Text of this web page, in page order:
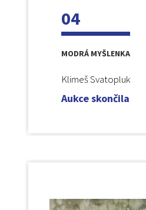
04
MODRÁ MYŠLENKA
Klimeš Svatopluk
Aukce skončila